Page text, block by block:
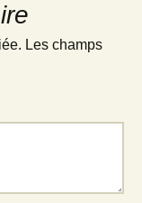
Les champs